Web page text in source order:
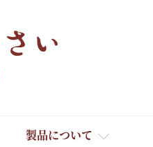
製品について